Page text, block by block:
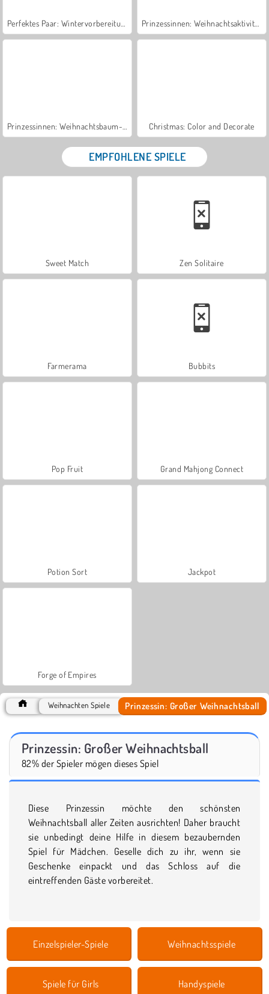
Christmas: Color and Decorate
EMPFOHLENE SPIELE
Sweet Match Zen Solitaire
Farmerama Bubbits
Pop Fruit Grand Mahjong Connect
Potion Sort Jackpot
Forge of Empires
Weihnachten Spiele Prinzessin: Großer Weihnachtsball
Prinzessin: Großer Weihnachtsball
82% der Spieler mögen dieses Spiel
Diese Prinzessin möchte den schönsten
Weihnachtsball aller Zeiten ausrichten! Daher braucht
sie unbedingt deine Hilfe in diesem bezaubernden
Spiel für Mädchen. Geselle dich zu ihr, wenn sie
Geschenke einpackt und das Schloss auf die
eintreffenden Gäste vorbereitet.
Einzelspieler-Spiele Weihnachtsspiele
Spiele für Girls Handyspiele